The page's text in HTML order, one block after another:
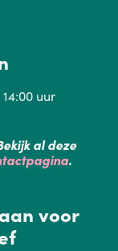
14:00 uur
al deze
.
voor